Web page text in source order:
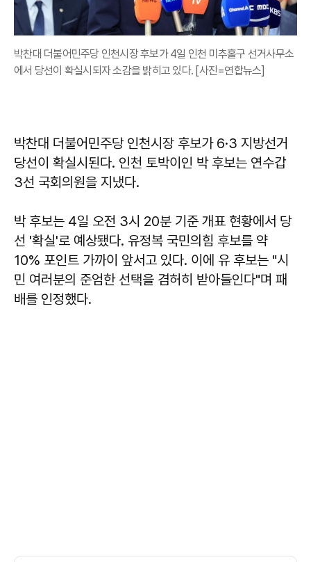
박찬대 더불어민주당 인천시장 후보가 4일 인천 미추홀구 선거사무소
에서 당선이 확실시되자 소감을 밝히고 있다. [사진=연합뉴스]
박찬대 더불어민주당 인천시장 후보가 6·3 지방선거
당선이 확실시된다. 인천 토박이인 박 후보는 연수갑
3선 국회의원을 지냈다.
박 후보는 4일 오전 3시 20분 기준 개표 현황에서 당
선 '확실'로 예상됐다. 유정복 국민의힘 후보를 약
10% 포인트 가까이 앞서고 있다. 이에 유 후보는 "시
민 여러분의 준엄한 선택을 겸허히 받아들인다"며 패
배를 인정했다.